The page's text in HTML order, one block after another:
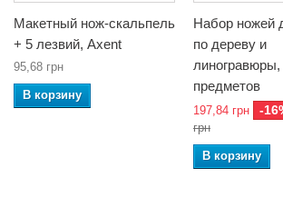
Макетный нож-скальпель
+ 5 лезвий, Axent
95,68 грн
В корзину
Набор ножей
по дереву и
линогравюры,
предметов
197,84 грн -
грн
В корзину